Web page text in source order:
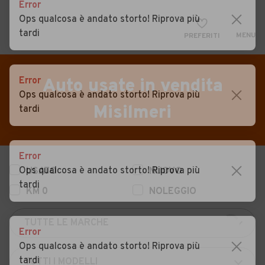
PREFERITI MENU
CERCA
Auto
Auto usate
Auto Km 0
Auto Nuove
Noleggio a lungo termine
Auto d'epoca
Camper
VENDI
MAGAZINE
ACCEDI
Auto usate in vendita
Misilmeri
USATO
NUOVO
KM 0
NOLEGGIO
Error
Ops qualcosa è andato storto! Riprova più
tardi
Error
Ops qualcosa è andato storto! Riprova più
tardi
Error
Ops qualcosa è andato storto! Riprova più
tardi
Error
Ops qualcosa è andato storto! Riprova più
tardi